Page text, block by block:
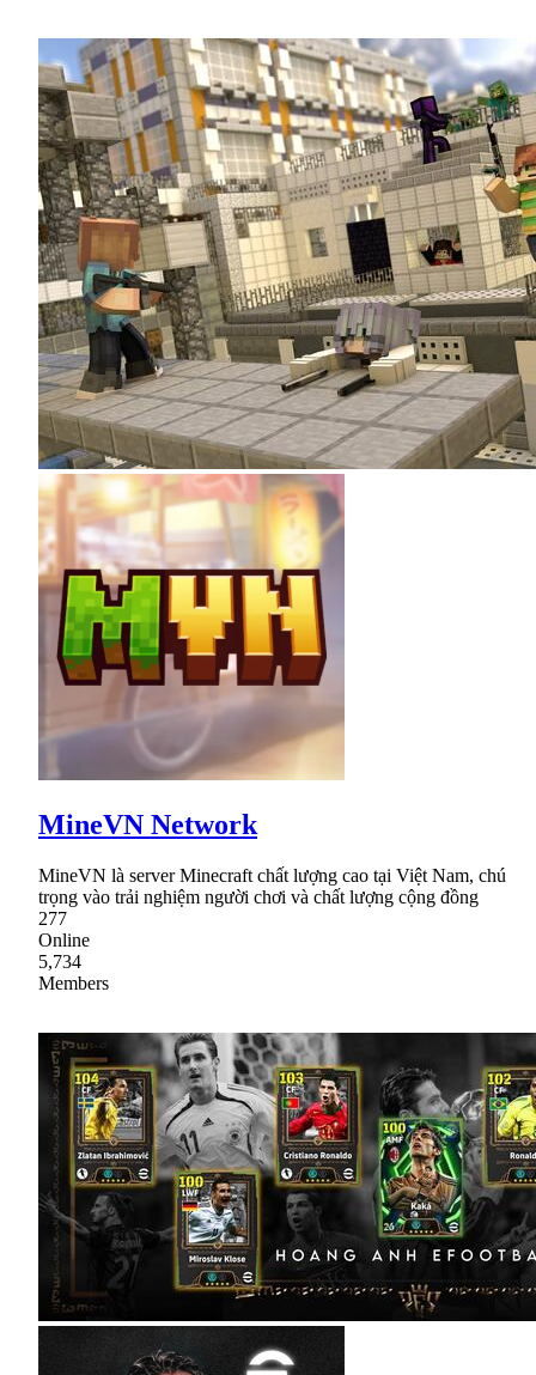
MineVN Network
MineVN là server Minecraft chất lượng cao tại Việt Nam, chú
trọng vào trải nghiệm người chơi và chất lượng cộng đồng
277
Online
5,734
Members